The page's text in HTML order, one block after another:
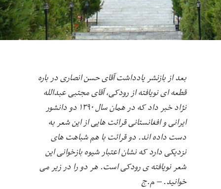
بعد از بازنشر یادداشت آقای حسن انصاری در باره
قطعه ای نویافته از رودکی، آقای مجتبی عبدالله
نژاد خبر داد که در همان سال ۱۳۹۰ دو دانشور
ایرانی و افغانستانی قرائت هایی از این شعر به
دست داده اند. دو قرائت با هم شباهت های
نزدیکی دارد که نشان اعتبار شیوه بازخوانی این
شعر نویافته ی رودکی است. هر دو را در زیر می
خوانید. – م.ج